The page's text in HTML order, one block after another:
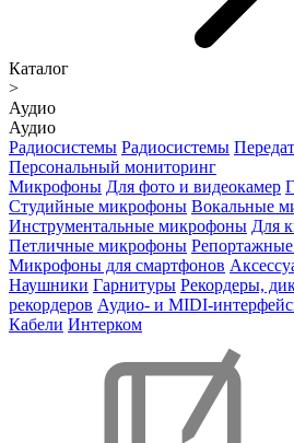
Каталог
>
Аудио
Аудио
Радиосистемы Радиосистемы
Персональный мониторинг
Микрофоны Для фото и видеокамер
Студийные микрофоны Вокальные
Инструментальные микрофоны Для
Петличные микрофоны
Микрофоны для смартфонов
Наушники Гарнитуры Рекордеры,
рекордеров Аудио- и MIDI-
Кабели Интерком